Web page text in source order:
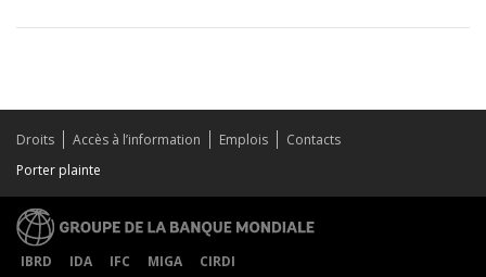
Droits Accès à l’information Emplois
Contacts
Porter plainte
IBRD IDA IFC MIGA
CIRDI